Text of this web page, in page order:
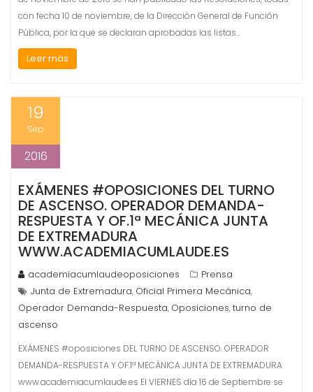
con fecha 10 de noviembre, de la Dirección General de Función
Pública, por la que se declaran aprobadas las listas…
Leer más
19
Sep
2016
EXÁMENES #OPOSICIONES DEL TURNO
DE ASCENSO. OPERADOR DEMANDA-
RESPUESTA Y OF.1ª MECÁNICA JUNTA
DE EXTREMADURA
WWW.ACADEMIACUMLAUDE.ES
academiacumlaudeoposiciones
Prensa
Junta de Extremadura, Oficial Primera Mecánica,
Operador Demanda-Respuesta, Oposiciones,turno de
ascenso
EXÁMENES #oposiciones DEL TURNO DE ASCENSO. OPERADOR
DEMANDA-RESPUESTA Y OF.1ª MECÁNICA JUNTA DE EXTREMADURA
www.academiacumlaude.es El VIERNES día 16 de Septiembre se